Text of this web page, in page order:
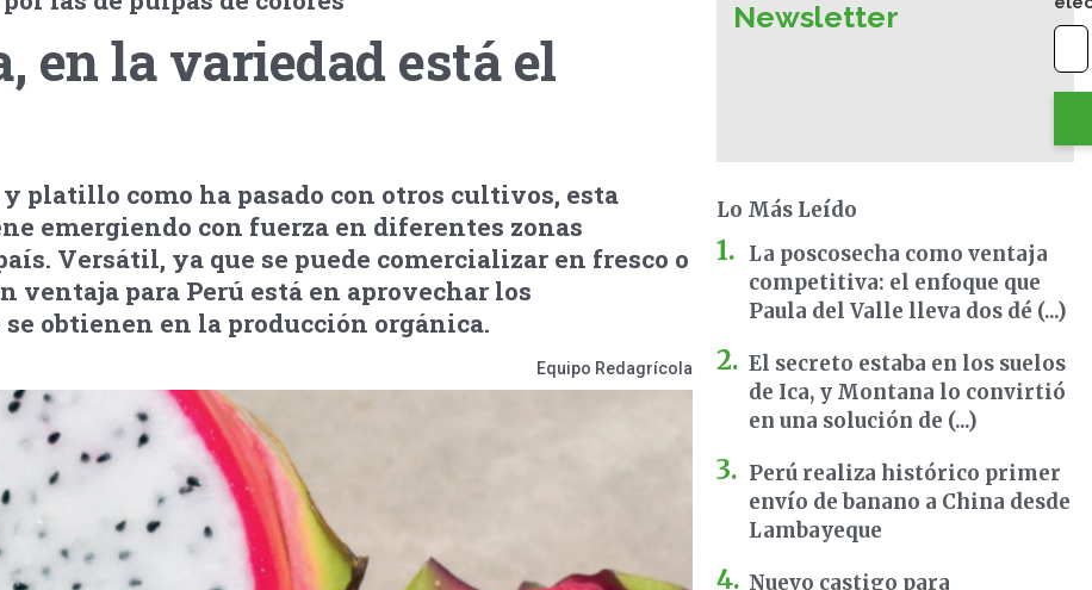
en la variedad está el
platillo como ha pasado con otros cultivos, esta
emergiendo con fuerza en diferentes zonas
Versátil, ya que se puede comercializar en fresco o
ventaja para Perú está en aprovechar los
se obtienen en la producción orgánica.
Equipo Redagrícola
Newsletter
Lo Más Leído
La poscosecha como ventaja
competitiva: el enfoque que
Paula del Valle lleva dos dé (...)
El secreto estaba en los suelos
de Ica, y Montana lo convirtió
en una solución de (...)
Perú realiza histórico primer
envío de banano a China desde
Lambayeque
Nuevo castigo para